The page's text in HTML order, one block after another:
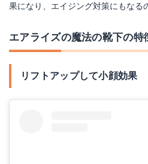
果になり、エイジング対策にもなる
エアライズの魔法の靴下の
リフトアップして小顔効果